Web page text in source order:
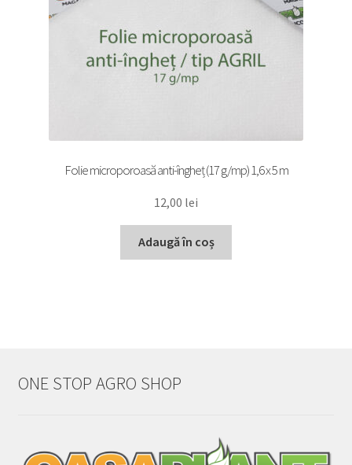
Folie microporoasă anti-îngheț (17 g/mp) 1,6 x 5 m
12,00 lei
Adaugă în coș
ONE STOP AGRO SHOP